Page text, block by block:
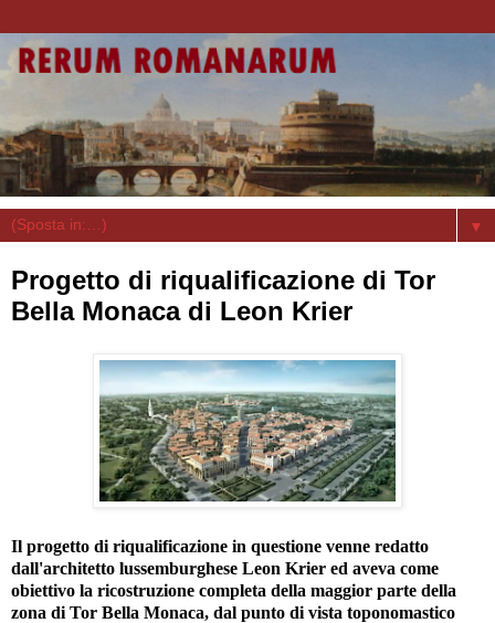
▼
Progetto di riqualificazione di Tor
Bella Monaca di Leon Krier
Il progetto di riqualificazione in questione venne redatto
dall'architetto lussemburghese Leon Krier ed aveva come
obiettivo la ricostruzione completa della maggior parte della
zona di Tor Bella Monaca, dal punto di vista toponomastico